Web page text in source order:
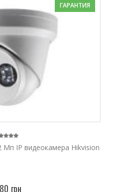
ГАРАНТИЯ
Мп IP видеокамера Hikvision
грн